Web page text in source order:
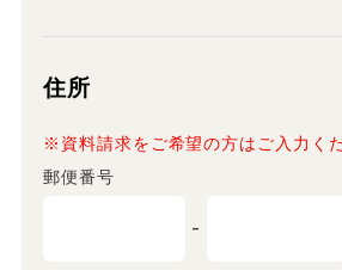
住所
※資料請求をご希望の方はご入力く
郵便番号
-